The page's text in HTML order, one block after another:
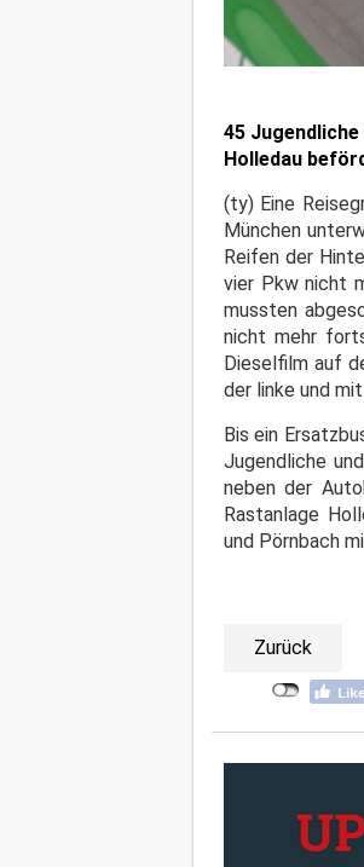
45
Holledau
(ty) Eine
München
Reifen der
vier Pkw nicht
mussten
nicht mehr
Dieselfilm auf
der linke und
Bis ein
Jugendliche
neben der
Rastanlage
und Pörnbach
Zurück